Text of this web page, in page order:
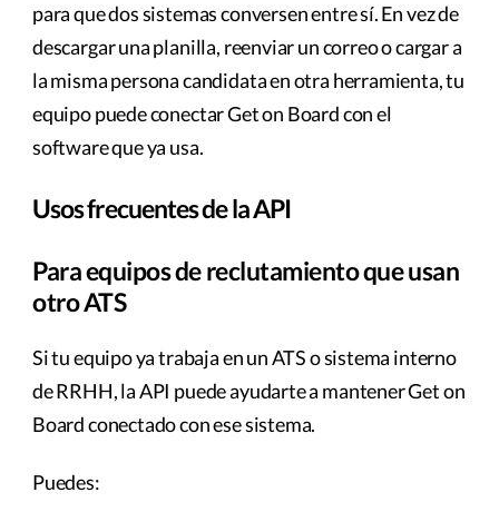
para que dos sistemas conversen entre sí. En vez de
descargar una planilla, reenviar un correo o cargar a
la misma persona candidata en otra herramienta, tu
equipo puede conectar Get on Board con el
software que ya usa.
Usos frecuentes de la API
Para equipos de reclutamiento que usan
otro ATS
Si tu equipo ya trabaja en un ATS o sistema interno
de RRHH, la API puede ayudarte a mantener Get on
Board conectado con ese sistema.
Puedes: